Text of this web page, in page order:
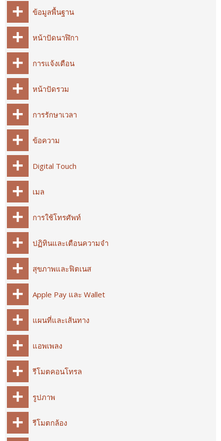
ข้อมูลพื้นฐาน
หน้าปัดนาฬิกา
การแจ้งเตือน
หน้าปัดรวม
การรักษาเวลา
ข้อความ
Digital Touch
เมล
การใช้โทรศัพท์
ปฏิทินและเตือนความจำ
สุขภาพและฟิตเนส
Apple Pay และ Wallet
แผนที่และเส้นทาง
แอพเพลง
รีโมตคอนโทรล
รูปภาพ
รีโมตกล้อง